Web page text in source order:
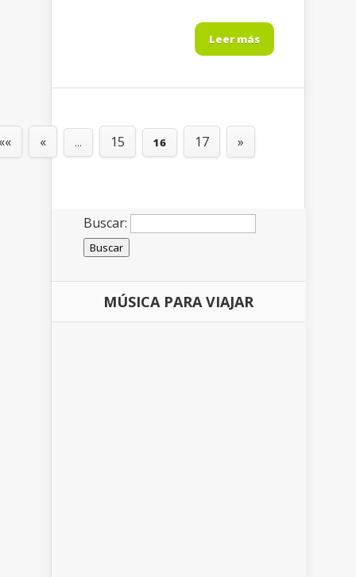
Leer más
« ... 15 16 17 »
Buscar:
MÚSICA PARA VIAJAR